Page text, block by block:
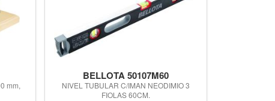
mm,
BELLOTA 50107M60
NIVEL TUBULAR C/IMAN NEODIMIO 3
FIOLAS 60CM.